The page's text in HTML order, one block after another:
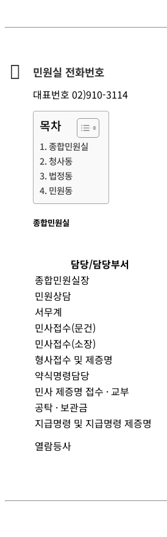
민원실 전화번호
대표번호 02)910-3114
목차
종합민원실
청사동
법정동
민원동
종합민원실
담당/담당부서
종합민원실장
민원상담
서무계
민사접수(문건)
민사접수(소장)
형사접수 및 제증명
약식명령담당
민사 제증명 접수 · 교부
공탁 · 보관금
지급명령 및 지급명령 제증명
열람등사